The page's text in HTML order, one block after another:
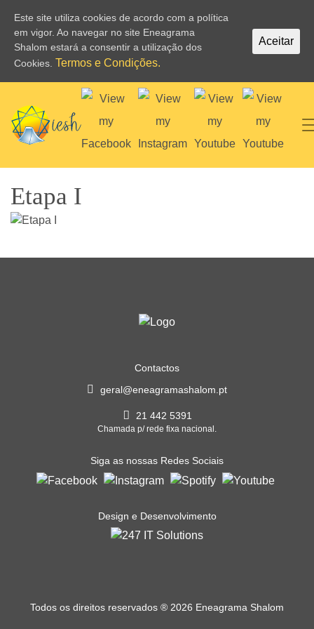
Etapa I
Contactos
geral@eneagramashalom.pt
21 442 5391
Chamada p/ rede fixa nacional.
Siga as nossas Redes Sociais
Design e Desenvolvimento
Todos os direitos reservados ® 2026 Eneagrama Shalom
Este site utiliza cookies de acordo com a política
em vigor. Ao navegar no site Eneagrama
Shalom estará a consentir a utilização dos
Cookies. Termos e Condições.
Aceitar